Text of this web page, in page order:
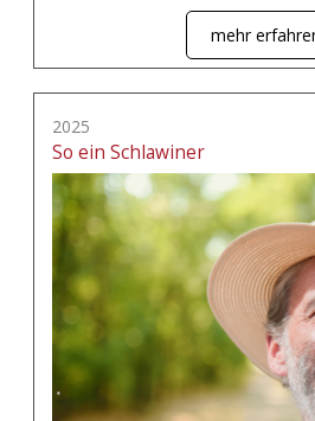
mehr
2025
So ein Schlawiner